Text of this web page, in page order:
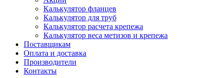
Калькулятор фланцев
Калькулятор для труб
Калькулятор расчета крепежа
Калькулятор веса метизов и крепежа
Поставщикам
Оплата и доставка
Производители
Контакты